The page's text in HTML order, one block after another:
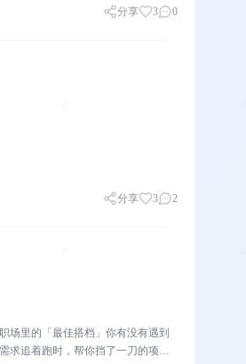
分享 3 0
分享 3 2
场里的「最佳搭档」你有没有遇到
求追着跑时，帮你挡了一刀的项目